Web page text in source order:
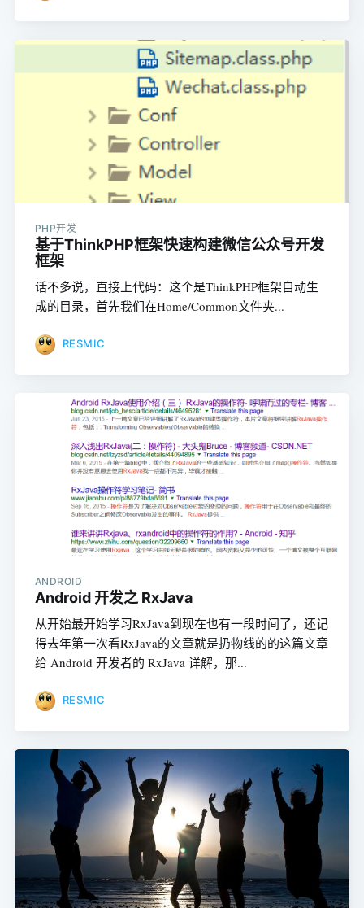
PHP开发
基于ThinkPHP框架快速构建微信公众号开发
框架
话不多说，直接上代码：这个是ThinkPHP框架自动生
成的目录，首先我们在Home/Common文件夹...
RESMIC
ANDROID
Android 开发之 RxJava
从开始最开始学习RxJava到现在也有一段时间了，还记
得去年第一次看RxJava的文章就是扔物线的的这篇文章
给 Android 开发者的 RxJava 详解，那...
RESMIC